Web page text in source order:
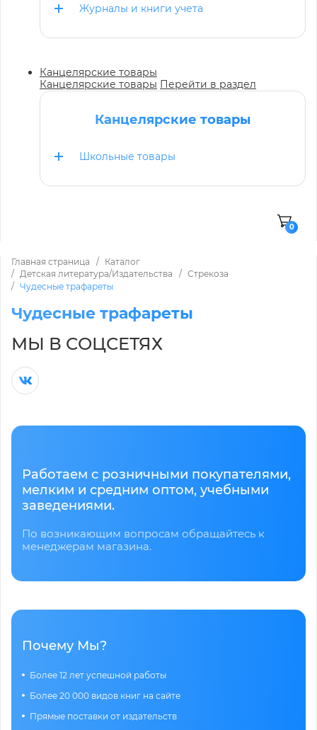
Журналы и книги учета
Канцелярские товары
Канцелярские товары Перейти в раздел
Канцелярские товары
Школьные товары
0
Главная страница
Каталог
Детская литература/Издательства
Стрекоза
Чудесные трафареты
Чудесные трафареты
МЫ В СОЦСЕТЯХ
Работаем с розничными покупателями,
мелким и средним оптом, учебными
заведениями.
По возникающим вопросам обращайтесь к
менеджерам магазина.
Почему Мы?
Более 12 лет успешной работы
Более 20 000 видов книг на сайте
Прямые поставки от издательств